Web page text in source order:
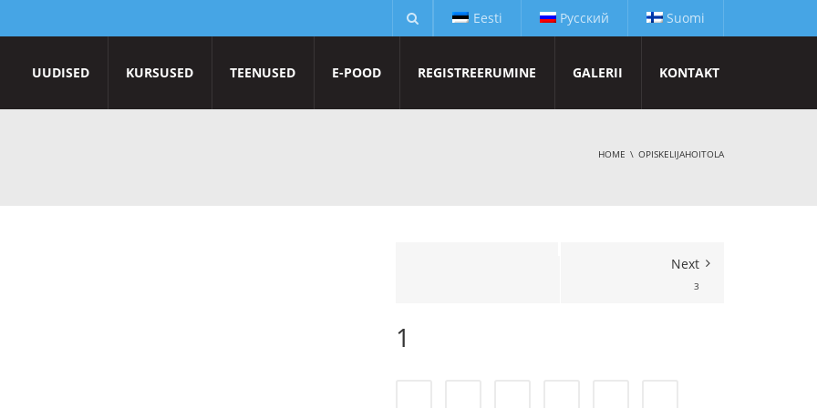
Eesti Русский Suomi
UUDISED KURSUSED TEENUSED E-POOD REGISTREERUMINE GALERII KONTAKT
HOME OPISKELIJAHOITOLA
Next
3
1